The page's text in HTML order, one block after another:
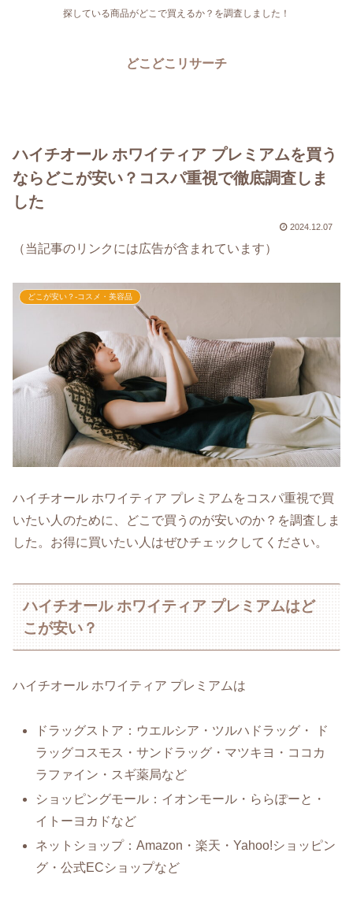
探している商品がどこで買えるか？を調査しました！
どこどこリサーチ
ハイチオール ホワイティア プレミアムを買う
ならどこが安い？コスパ重視で徹底調査しま
した
2024.12.07
（当記事のリンクには広告が含まれています）
どこが安い？-コスメ・美容品
ハイチオール ホワイティア プレミアムをコスパ重視で買
いたい人のために、どこで買うのが安いのか？を調査しま
した。お得に買いたい人はぜひチェックしてください。
ハイチオール ホワイティア プレミアムはど
こが安い？
ハイチオール ホワイティア プレミアムは
ドラッグストア：ウエルシア・ツルハドラッグ・ ド
ラッグコスモス・サンドラッグ・マツキヨ・ココカ
ラファイン・スギ薬局など
ショッピングモール：イオンモール・ららぽーと・
イトーヨカドなど
ネットショップ：Amazon・楽天・Yahoo!ショッピン
グ・公式ECショップなど